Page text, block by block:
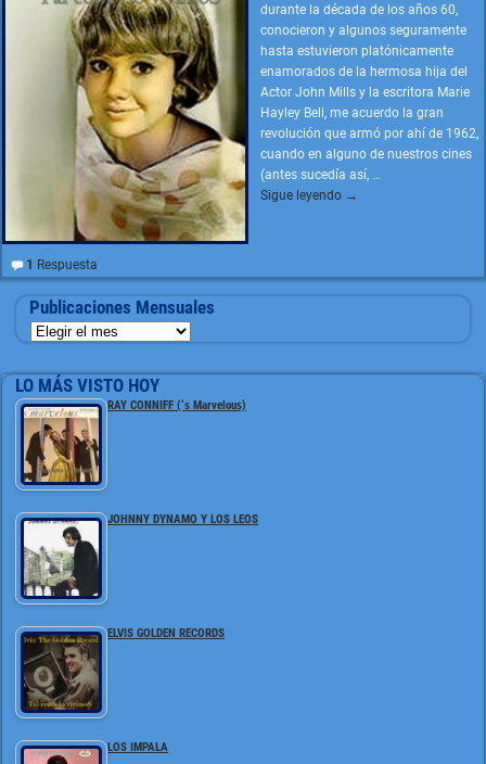
durante la década de los años 60,
conocieron y algunos seguramente
hasta estuvieron platónicamente
enamorados de la hermosa hija del
Actor John Mills y la escritora Marie
Hayley Bell, me acuerdo la gran
revolución que armó por ahí de 1962,
cuando en alguno de nuestros cines
(antes sucedía así, …
Sigue leyendo →
1 Respuesta
Publicaciones Mensuales
LO MÁS VISTO HOY
RAY CONNIFF (‘s Marvelous)
JOHNNY DYNAMO Y LOS LEOS
ELVIS GOLDEN RECORDS
LOS IMPALA